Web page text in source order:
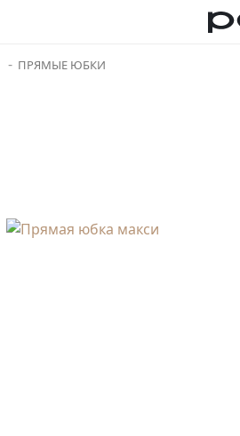
ПРЯМЫЕ ЮБКИ